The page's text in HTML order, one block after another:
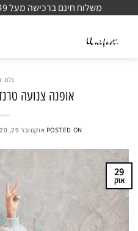
content
משלוח חינם ברכישה מעל ₪249 | מינימום הזמנה ₪100
בלוג
אופנה צנועה
POSTED ON אוקטובר 29, 2020
29
אוק